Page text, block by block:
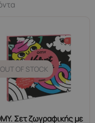
Σετ ζωγραφικής με
OUT OF STOCK